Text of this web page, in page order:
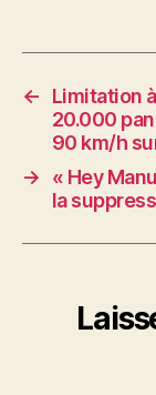
←
Limitation
20.000
90 km/h
→
« Hey
la